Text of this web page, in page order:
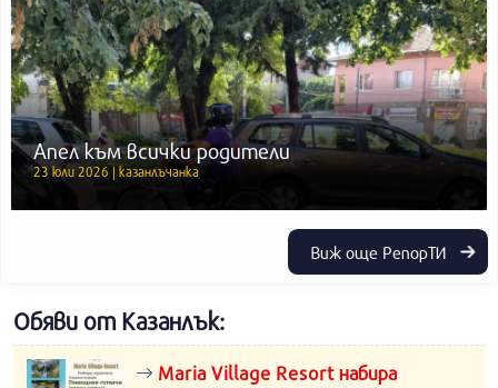
Апел към всички родители
23 юли 2026 | казанлъчанка
Виж още РепорТИ
Обяви от Казанлък:
Maria Village Resort набира